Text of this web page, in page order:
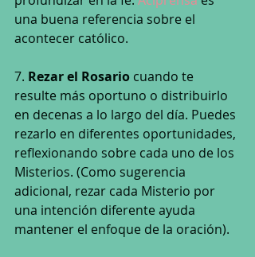
una buena referencia sobre el
acontecer católico.
7. Rezar el Rosario cuando te
resulte más oportuno o distribuirlo
en decenas a lo largo del día. Puedes
rezarlo en diferentes oportunidades,
reflexionando sobre cada uno de los
Misterios. (Como sugerencia
adicional, rezar cada Misterio por
una intención diferente ayuda
mantener el enfoque de la oración).